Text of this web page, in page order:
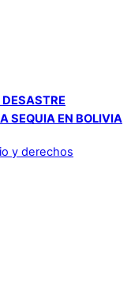
SEQUIA EN BOLIVIA
y derechos